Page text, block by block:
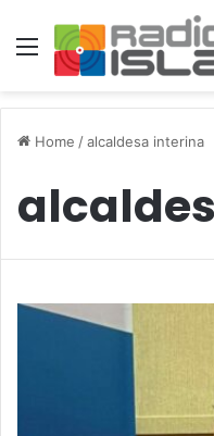
Menu
Home /alcaldesa interina